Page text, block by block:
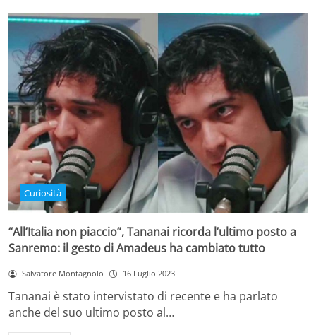
Curiosità
“All’Italia non piaccio”, Tananai ricorda l’ultimo posto a
Sanremo: il gesto di Amadeus ha cambiato tutto
Salvatore Montagnolo 16 Luglio 2023
Tananai è stato intervistato di recente e ha parlato
anche del suo ultimo posto al…